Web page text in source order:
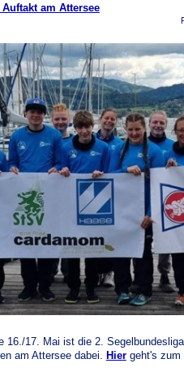
am Attersee
16./17. Mai ist die 2.
am Attersee dabei. Hiergeht's zum